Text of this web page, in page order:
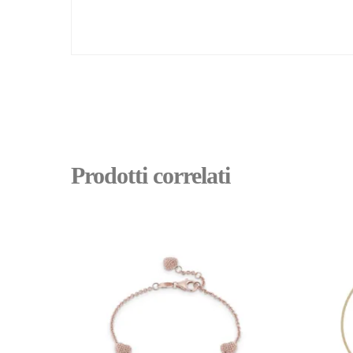
Prodotti correlati